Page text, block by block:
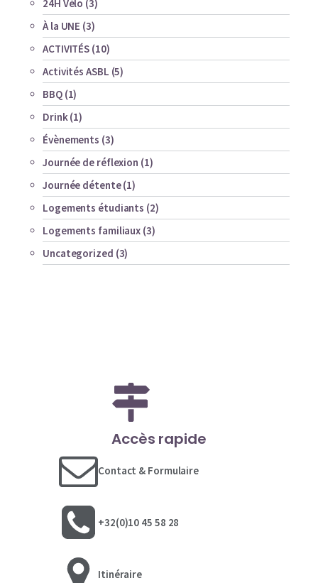
24H Vélo (3)
À la UNE (3)
ACTIVITÉS (10)
Activités ASBL (5)
BBQ(1)
Drink(1)
Évènements (3)
Journée de réflexion (1)
Journée détente(1)
Logements étudiants (2)
Logements familiaux (3)
Uncategorized (3)
Accès rapide
Contact & Formulaire
+32(0)10 45 58 28
Itinéraire